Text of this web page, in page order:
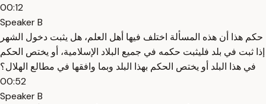
00:12
Speaker B
حكم هذا أن هذه المسألة اختلف فيها أهل العلم، هل يثبت دخول الشهر
إذا ثبت في بلد فليثبت حكمه في جميع البلاد الإسلامية، أو يختص الحكم
في هذا البلد أو يختص الحكم بهذا البلد وبما وافقها في مطالع الهلال؟
00:52
Speaker B